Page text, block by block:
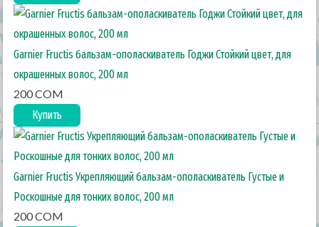
Garnier Fructis бальзам-ополаскиватель Годжи Стойкий цвет, для
окрашенных волос, 200 мл
200 COM
Купить
Garnier Fructis Укрепляющий бальзам-ополаскиватель Густые и
Роскошные для тонких волос, 200 мл
200 COM